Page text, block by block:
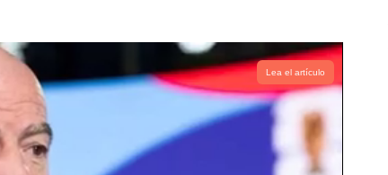
Lea el artículo